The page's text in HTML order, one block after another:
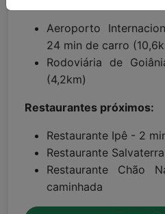
Aeroporto
24 min de carro
Rodoviária de
(4,2km)
Restaurantes próximos:
Restaurante Ipê - 2
Restaurante
Restaurante
caminhada